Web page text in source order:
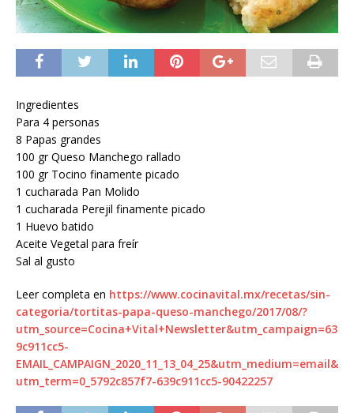
Ingredientes
Para 4 personas
8 Papas grandes
100 gr Queso Manchego rallado
100 gr Tocino finamente picado
1 cucharada Pan Molido
1 cucharada Perejil finamente picado
1 Huevo batido
Aceite Vegetal para freír
Sal al gusto
Leer completa en https://www.cocinavital.mx/recetas/sin-
categoria/tortitas-papa-queso-manchego/2017/08/?
utm_source=Cocina+Vital+Newsletter&utm_campaign=63
9c911cc5-
EMAIL_CAMPAIGN_2020_11_13_04_25&utm_medium=email&
utm_term=0_5792c857f7-639c911cc5-90422257